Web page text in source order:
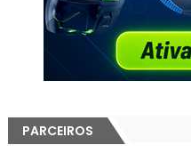
PARCEIROS